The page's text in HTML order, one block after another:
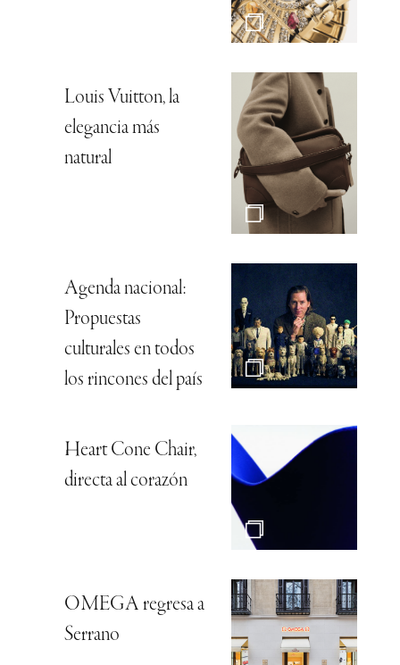
Louis Vuitton, la
elegancia más
natural
Agenda nacional:
Propuestas
culturales en todos
los rincones del país
Heart Cone Chair,
directa al corazón
OMEGA regresa a
Serrano